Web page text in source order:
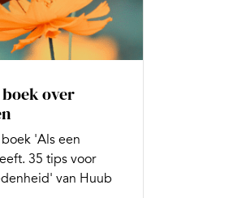
over
'Als een
35 tips voor
van Huub